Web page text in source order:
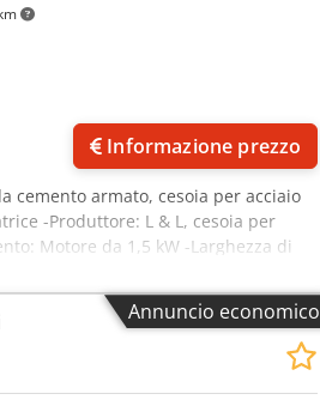
Informazione prezzo
cemento armato, cesoia per acciaio
-Produttore: L & L, cesoia per
Motore da 1,5 kW -Larghezza di
Cjdpfx Agsyay Elj Tjrf -Peso: 334
Annuncio economico